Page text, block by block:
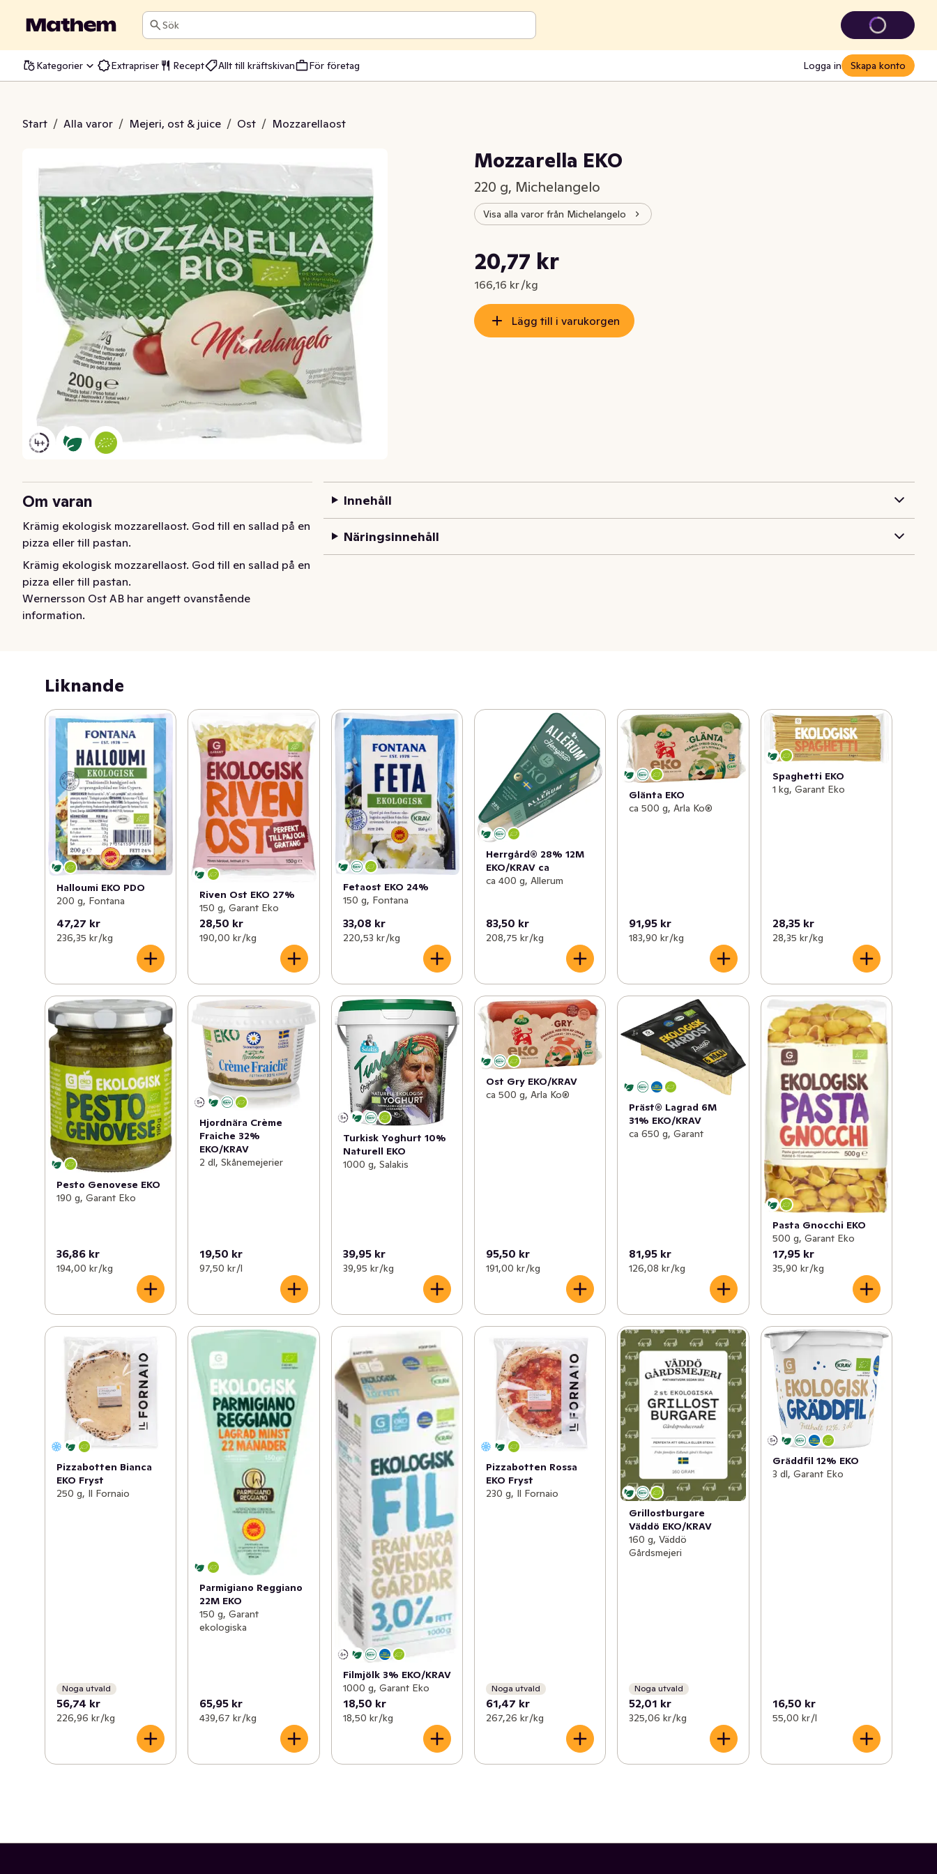
Sök
Kategorier Extrapriser Recept Allt till kräftskivan För företag Logga in Skapa konto
Start / Alla varor / Mejeri, ost & juice / Ost / Mozzarellaost
EKO
Mozzarella EKO
220 g, Michelangelo
Visa alla varor från Michelangelo
Nuvarande pris är: 20,77 kr
20,77 kr
166,16 kr /kg
Styckpris: 166,16 kr /kg
Lägg till i varukorgen
Om varan
Krämig ekologisk mozzarellaost. God till en sallad på en
pizza eller till pastan.
Krämig ekologisk mozzarellaost. God till en sallad på en
pizza eller till pastan.
Wernersson Ost AB har angett ovanstående
information.
Innehåll
Näringsinnehåll
Liknande
Halloumi EKO PDO
200 g, Fontana
47,27 kr
236,35 kr /kg
Riven Ost EKO 27%
150 g, Garant Eko
28,50 kr
190,00 kr /kg
Fetaost EKO 24%
150 g, Fontana
33,08 kr
220,53 kr /kg
Herrgård® 28% 12M
EKO/KRAV ca
ca 400 g, Allerum
83,50 kr
208,75 kr /kg
Glänta EKO
ca 500 g, Arla Ko®
91,95 kr
183,90 kr /kg
Spaghetti EKO
1 kg, Garant Eko
28,35 kr
28,35 kr /kg
Pesto Genovese EKO
190 g, Garant Eko
36,86 kr
194,00 kr /kg
Hjordnära Crème
Fraiche 32%
EKO/KRAV
2 dl, Skånemejerier
19,50 kr
97,50 kr /l
Turkisk Yoghurt 10%
Naturell EKO
1000 g, Salakis
39,95 kr
39,95 kr /kg
Ost Gry EKO/KRAV
ca 500 g, Arla Ko®
95,50 kr
191,00 kr /kg
Präst® Lagrad 6M
31% EKO/KRAV
ca 650 g, Garant
81,95 kr
126,08 kr /kg
Pasta Gnocchi EKO
500 g, Garant Eko
17,95 kr
35,90 kr /kg
Pizzabotten Bianca
EKO Fryst
250 g, Il Fornaio
Noga utvald
56,74 kr
226,96 kr /kg
Parmigiano Reggiano
22M EKO
150 g, Garant
ekologiska
65,95 kr
439,67 kr /kg
Filmjölk 3% EKO/KRAV
1000 g, Garant Eko
18,50 kr
18,50 kr /kg
Pizzabotten Rossa
EKO Fryst
230 g, Il Fornaio
Noga utvald
61,47 kr
267,26 kr /kg
Grillostburgare
Väddö EKO/KRAV
160 g, Väddö
Gårdsmejeri
Noga utvald
52,01 kr
325,06 kr /kg
Gräddfil 12% EKO
3 dl, Garant Eko
16,50 kr
55,00 kr /l